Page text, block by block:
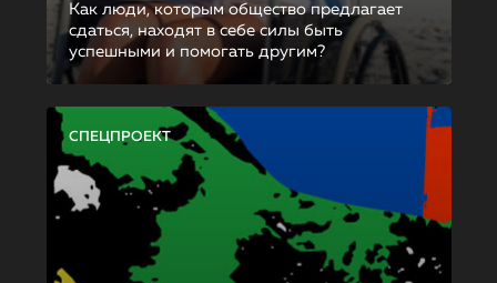
Как люди, которым общество предлагает
сдаться, находят в себе силы быть
успешными и помогать другим?
СПЕЦПРОЕКТ